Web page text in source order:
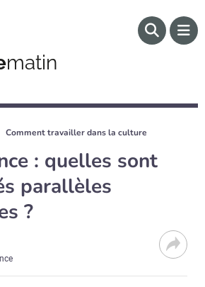
matin
Comment travailler dans la culture
: quelles sont
parallèles
?